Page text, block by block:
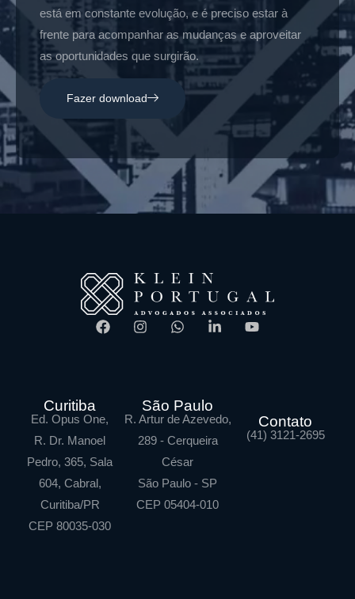
está em constante evolução, e é preciso estar à
frente para acompanhar as mudanças e aproveitar
as oportunidades que surgirão.
Fazer download
Curitiba
Ed. Opus One,
R. Dr. Manoel
Pedro, 365, Sala
604, Cabral,
Curitiba/PR
CEP 80035-030
São Paulo
R. Artur de Azevedo,
289 - Cerqueira
César
São Paulo - SP
CEP 05404-010
Contato
(41) 3121-2695